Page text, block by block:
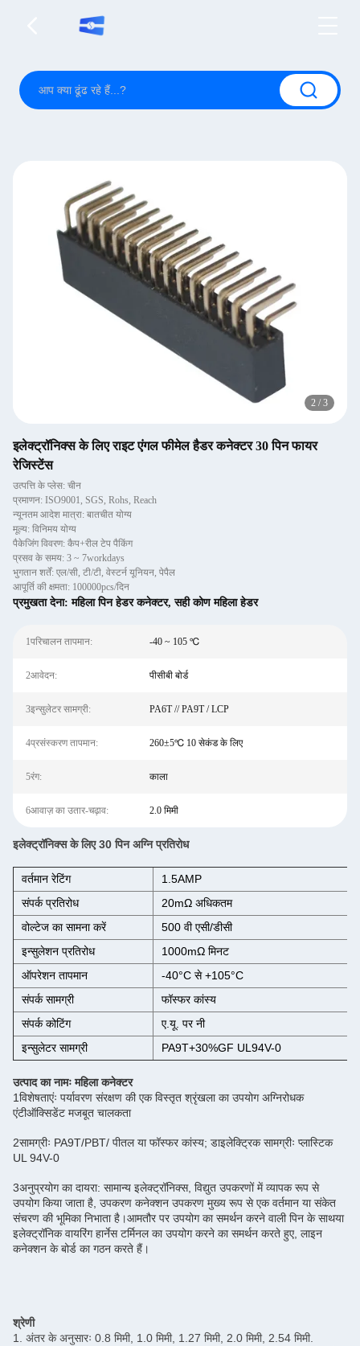
2 / 3
इलेक्ट्रॉनिक्स के लिए राइट एंगल फीमेल हैडर कनेक्टर 30 पिन फायर
रेजिस्टेंस
उत्पत्ति के प्लेस: चीन
प्रमाणन: ISO9001, SGS, Rohs, Reach
न्यूनतम आदेश मात्रा: बातचीत योग्य
मूल्य: विनिमय योग्य
पैकेजिंग विवरण: कैप+रील टेप पैकिंग
प्रसव के समय: 3 ~ 7workdays
भुगतान शर्तें: एल/सी, टी/टी, वेस्टर्न यूनियन, पेपैल
आपूर्ति की क्षमता: 100000pcs/दिन
प्रमुखता देना:महिला पिन हेडर कनेक्टर,सही कोण महिला हेडर
1परिचालन तापमान: -40 ~ 105 ℃
2आवेदन: पीसीबी बोर्ड
3इन्सुलेटर सामग्री: PA6T // PA9T / LCP
4प्रसंस्करण तापमान: 260±5℃ 10 सेकंड के लिए
5रंग: काला
6आवाज़ का उतार-चढ़ाव: 2.0 मिमी
इलेक्ट्रॉनिक्स के लिए 30 पिन अग्नि प्रतिरोध
वर्तमान रेटिंग
1.5AMP
संपर्क प्रतिरोध
20mΩ अधिकतम
वोल्टेज का सामना करें
500 वी एसी/डीसी
इन्सुलेशन प्रतिरोध
1000mΩ मिनट
ऑपरेशन तापमान
-40°C से +105°C
संपर्क सामग्री
फॉस्फर कांस्य
संपर्क कोटिंग
ए.यू. पर नी
इन्सुलेटर सामग्री
PA9T+30%GF UL94V-0
उत्पाद का नामः महिला कनेक्टर
1विशेषताएंः पर्यावरण संरक्षण की एक विस्तृत श्रृंखला का उपयोग अग्निरोधक
एंटीऑक्सिडेंट मजबूत चालकता
2सामग्रीः PA9T/PBT/ पीतल या फॉस्फर कांस्य; डाइलेक्ट्रिक सामग्रीः प्लास्टिक
UL 94V-0
3अनुप्रयोग का दायरा: सामान्य इलेक्ट्रॉनिक्स, विद्युत उपकरणों में व्यापक रूप से
उपयोग किया जाता है, उपकरण कनेक्शन उपकरण मुख्य रूप से एक वर्तमान या संकेत
संचरण की भूमिका निभाता है।आमतौर पर उपयोग का समर्थन करने वाली पिन के साथया
इलेक्ट्रॉनिक वायरिंग हार्नेस टर्मिनल का उपयोग करने का समर्थन करते हुए, लाइन
कनेक्शन के बोर्ड का गठन करते हैं।
श्रेणी
1. अंतर के अनुसारः 0.8 मिमी, 1.0 मिमी, 1.27 मिमी, 2.0 मिमी, 2.54 मिमी.